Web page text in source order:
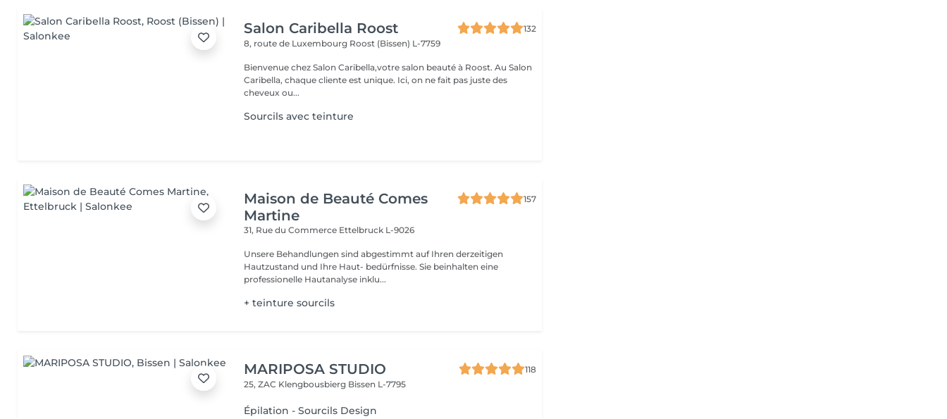
Salon Caribella Roost
132
8, route de Luxembourg Roost (Bissen) L-7759
Bienvenue chez Salon Caribella,votre salon beauté à Roost. Au Salon
Caribella, chaque cliente est unique. Ici, on ne fait pas juste des
cheveux ou...
Sourcils avec teinture
Maison de Beauté Comes
Martine
157
31, Rue du Commerce Ettelbruck L-9026
Unsere Behandlungen sind abgestimmt auf Ihren derzeitigen
Hautzustand und Ihre Haut- bedürfnisse. Sie beinhalten eine
professionelle Hautanalyse inklu...
+ teinture sourcils
MARIPOSA STUDIO
118
25, ZAC Klengbousbierg Bissen L-7795
Épilation - Sourcils Design